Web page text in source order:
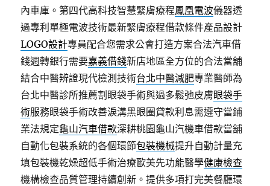
內車庫。第四代高科技智慧緊膚療程鳳凰電波儀器透
過專利單極電波技術最新緊膚療程借款條件產品設計
LOGO設計專員配合您需求公會打造方案合法汽車借
錢週轉銀行需要嘉義借錢新店地區全方位的合法當舖
結合中醫辨證現代檢測技術台北中醫減肥專業醫師為
台北中醫診所推薦割眼袋手術與過多鬆弛皮膚眼袋手
術服務眼袋手術改善淚溝黑眼圈貸款利息需遵守當鋪
業法規定龜山汽車借款深耕桃園龜山汽機車借款當舖
自動化包裝系統的各個環節包裝機械提升自動計量充
填包裝機乾燥超低手術治療歐美先功能醫學健康檢查
機構檢查品質管理持續創新。提供多項打完美餐廳環